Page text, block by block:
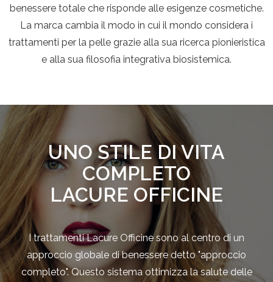
benessere totale che risponde alle esigenze cosmetiche.
La marca cambia il modo in cui il mondo considera i
trattamenti per la pelle grazie alla sua ricerca pionieristica
e alla sua filosofia integrativa biosistemica.
UNO STILE DI VITA
COMPLETO
LACURE OFFICINE
I trattamenti Lacure Officine sono al centro di un
approccio globale di benessere detto "approccio
completo". Questo sistema ottimizza la salute delle